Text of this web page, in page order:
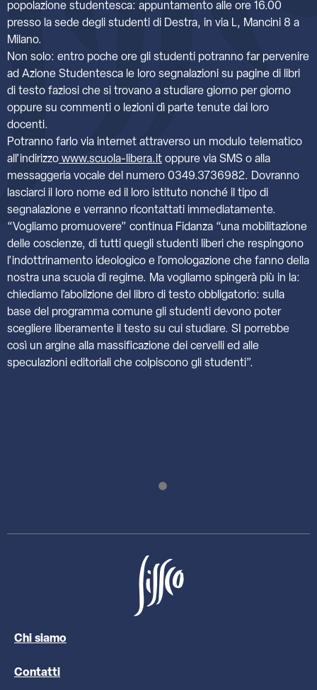
popolazione studentesca: appuntamento alle ore 16.00
presso la sede degli studenti di Destra, in via L, Mancini 8 a
Milano.
Non solo: entro poche ore gli studenti potranno far pervenire
ad Azione Studentesca le loro segnalazioni su pagine di libri
di testo faziosi che si trovano a studiare giorno per giorno
oppure su commenti o lezioni dì parte tenute dai loro
docenti.
Potranno farlo via internet attraverso un modulo telematico
all’indirizzo www.scuola-libera.it oppure via SMS o alla
messaggeria vocale del numero 0349.3736982. Dovranno
lasciarci il loro nome ed il loro istituto nonché il tipo di
segnalazione e verranno ricontattati immediatamente.
“Vogliamo promuovere” continua Fidanza “una mobilitazione
delle coscienze, di tutti quegli studenti liberi che respingono
l’indottrinamento ideologico e l’omologazione che fanno della
nostra una scuoia di regime. Ma vogliamo spingerà più in la:
chiediamo l’abolizione del libro di testo obbligatorio: sulla
base del programma comune gli studenti devono poter
scegliere liberamente il testo su cui studiare. SI porrebbe
così un argine alla massificazione dei cervelli ed alle
speculazioni editoriali che colpiscono gli studenti”.
Chi siamo
Contatti